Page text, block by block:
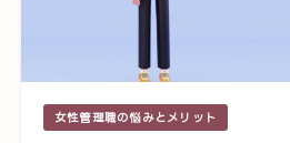
女性管理職の悩みとメリット